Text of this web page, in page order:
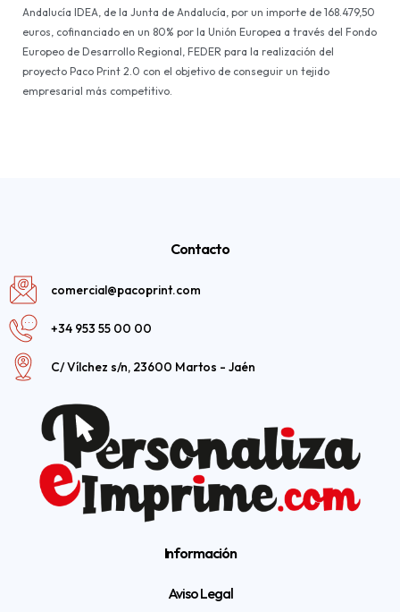
Andalucía IDEA, de la Junta de Andalucía, por un importe de 168.479,50
euros, cofinanciado en un 80% por la Unión Europea a través del Fondo
Europeo de Desarrollo Regional, FEDER para la realización del
proyecto Paco Print 2.0 con el objetivo de conseguir un tejido
empresarial más competitivo.
Contacto
comercial@pacoprint.com
+34 953 55 00 00
C/ Vílchez s/n, 23600 Martos - Jaén
Información
Aviso Legal